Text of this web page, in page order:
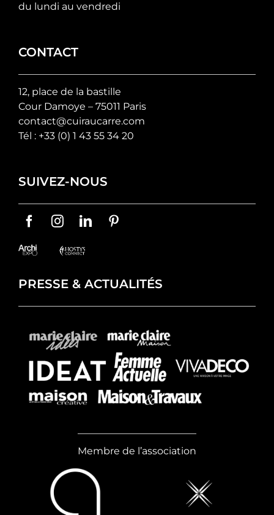
du lundi au vendredi
CONTACT
12, place de la bastille
Cour Damoye – 75011 Paris
contact@cuiraucarre.com
Tél : +33 (0) 1 43 55 34 20
SUIVEZ-NOUS
PRESSE & ACTUALITÉS
Membre de l’association